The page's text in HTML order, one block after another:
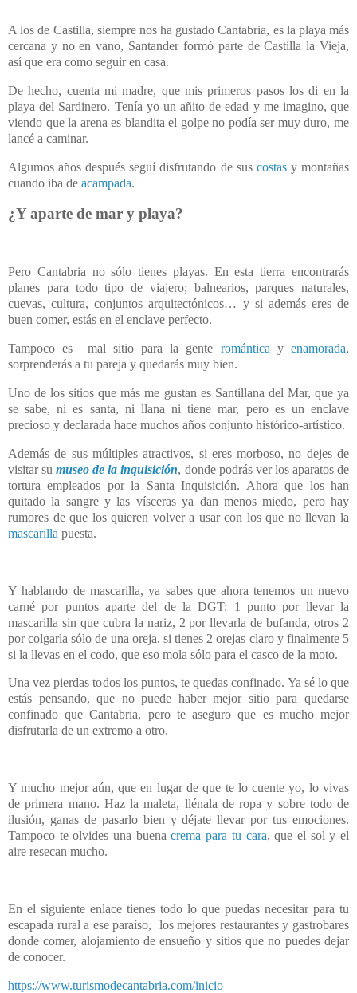
A los de Castilla, siempre nos ha gustado Cantabria, es la playa más
cercana y no en vano, Santander formó parte de Castilla la Vieja,
así que era como seguir en casa.
De hecho, cuenta mi madre, que mis primeros pasos los di en la
playa del Sardinero. Tenía yo un añito de edad y me imagino, que
viendo que la arena es blandita el golpe no podía ser muy duro, me
lancé a caminar.
Algumos años después seguí disfrutando de sus costasy montañas
cuando iba de acampada.
¿Y aparte de mar y playa?
Pero Cantabria no sólo tienes playas. En esta tierra encontrarás
planes para todo tipo de viajero; balnearios, parques naturales,
cuevas, cultura, conjuntos arquitectónicos… y si además eres de
buen comer, estás en el enclave perfecto.
Tampoco es mal sitio para la gente romántica yenamorada,
sorprenderás a tu pareja y quedarás muy bien.
Uno de los sitios que más me gustan es Santillana del Mar, que ya
se sabe, ni es santa, ni llana ni tiene mar, pero es un enclave
precioso y declarada hace muchos años conjunto histórico-artístico.
Además de sus múltiples atractivos, si eres morboso, no dejes de
visitar sumuseo de la inquisición, donde podrás ver los aparatos de
tortura empleados por la Santa Inquisición. Ahora que los han
quitado la sangre y las vísceras ya dan menos miedo, pero hay
rumores de que los quieren volver a usar con los que no llevan la
mascarilla puesta.
Y hablando de mascarilla, ya sabes que ahora tenemos un nuevo
carné por puntos aparte del de la DGT: 1 punto por llevar la
mascarilla sin que cubra la nariz, 2 por llevarla de bufanda, otros 2
por colgarla sólo de una oreja, si tienes 2 orejas claro y finalmente 5
si la llevas en el codo, que eso mola sólo para el casco de la moto.
Una vez pierdas todos los puntos, te quedas confinado. Ya sé lo que
estás pensando, que no puede haber mejor sitio para quedarse
confinado que Cantabria, pero te aseguro que es mucho mejor
disfrutarla de un extremo a otro.
Y mucho mejor aún, que en lugar de que te lo cuente yo, lo vivas
de primera mano. Haz la maleta, llénala de ropa y sobre todo de
ilusión, ganas de pasarlo bien y déjate llevar por tus emociones.
Tampoco te olvides una buenacrema para tu cara, que el sol y el
aire resecan mucho.
En el siguiente enlace tienes todo lo que puedas necesitar para tu
escapada rural a ese paraíso, los mejores restaurantes y gastrobares
donde comer, alojamiento de ensueño y sitios que no puedes dejar
de conocer.
https://www.turismodecantabria.com/inicio